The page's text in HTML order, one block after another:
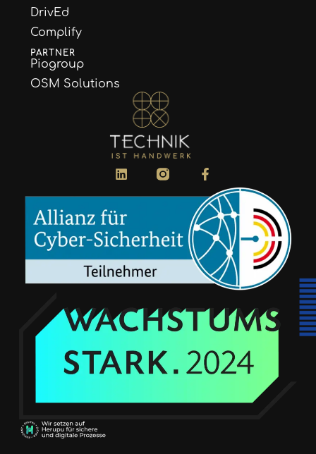
DrivEd
Complify
PARTNER
Piogroup
OSM Solutions